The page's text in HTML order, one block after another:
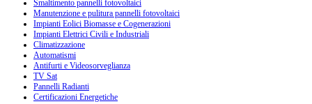
Smaltimento pannelli fotovoltaici
Manutenzione e pulitura pannelli fotovoltaici
Impianti Eolici Biomasse e Cogenerazioni
Impianti Elettrici Civili e Industriali
Climatizzazione
Automatismi
Antifurti e Videosorveglianza
TV Sat
Pannelli Radianti
Certificazioni Energetiche